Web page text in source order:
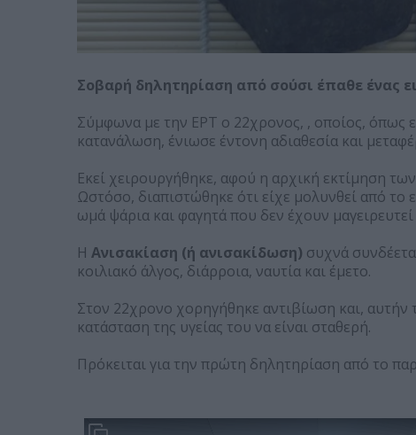
Σοβαρή δηλητηρίαση από σούσι έπαθε ένας
Σύμφωνα με την ΕΡΤ ο 22χρονος, , οποίος, όπως
κατανάλωση, ένιωσε έντονη αδιαθεσία και
Εκεί χειρουργήθηκε, αφού η αρχική εκτίμηση
Ωστόσο, διαπιστώθηκε ότι είχε μολυνθεί από το
ωμά ψάρια και φαγητά που δεν έχουν
Η Ανισακίαση (ή ανισακίδωση) συχνά
κοιλιακό άλγος, διάρροια, ναυτία και έμετο.
Στον 22χρονο χορηγήθηκε αντιβίωση και, αυτήν
κατάσταση της υγείας του να είναι σταθερή.
Πρόκειται για την πρώτη δηλητηρίαση από το